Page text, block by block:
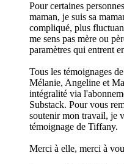
Pour certaines
maman, je suis sa
compliqué, plus
me sens pas mère ou
paramètres qui entrent
Tous les témoignages
Mélanie, Angeline et
intégralité via
Substack. Pour vous
soutenir mon travail, je
témoignage de Tiffany.
Merci à elle, merci à